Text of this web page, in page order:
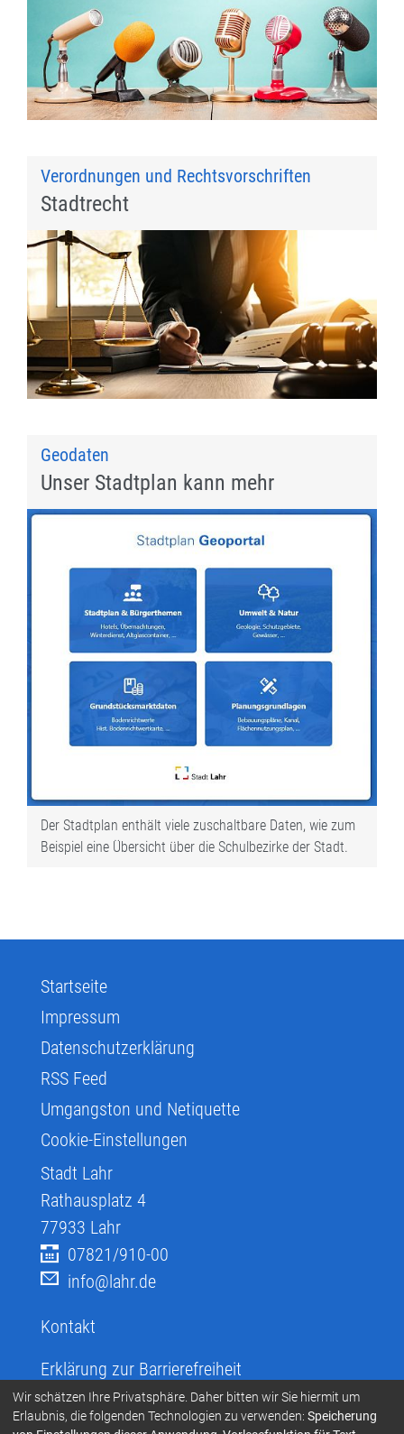
Verordnungen und Rechtsvorschriften
Stadtrecht
Geodaten
Unser Stadtplan kann mehr
Der Stadtplan enthält viele zuschaltbare Daten, wie zum
Beispiel eine Übersicht über die Schulbezirke der Stadt.
Startseite
Impressum
Datenschutzerklärung
RSS Feed
Umgangston und Netiquette
Cookie-Einstellungen
Stadt Lahr
Rathausplatz 4
77933 Lahr
07821/910-00
info@lahr.de
Kontakt
Erklärung zur Barrierefreiheit
Infos zur Barrierefreiheit
Wir schätzen Ihre Privatsphäre. Daher bitten wir Sie hiermit um
Erlaubnis, die folgenden Technologien zu verwenden: Speicherung